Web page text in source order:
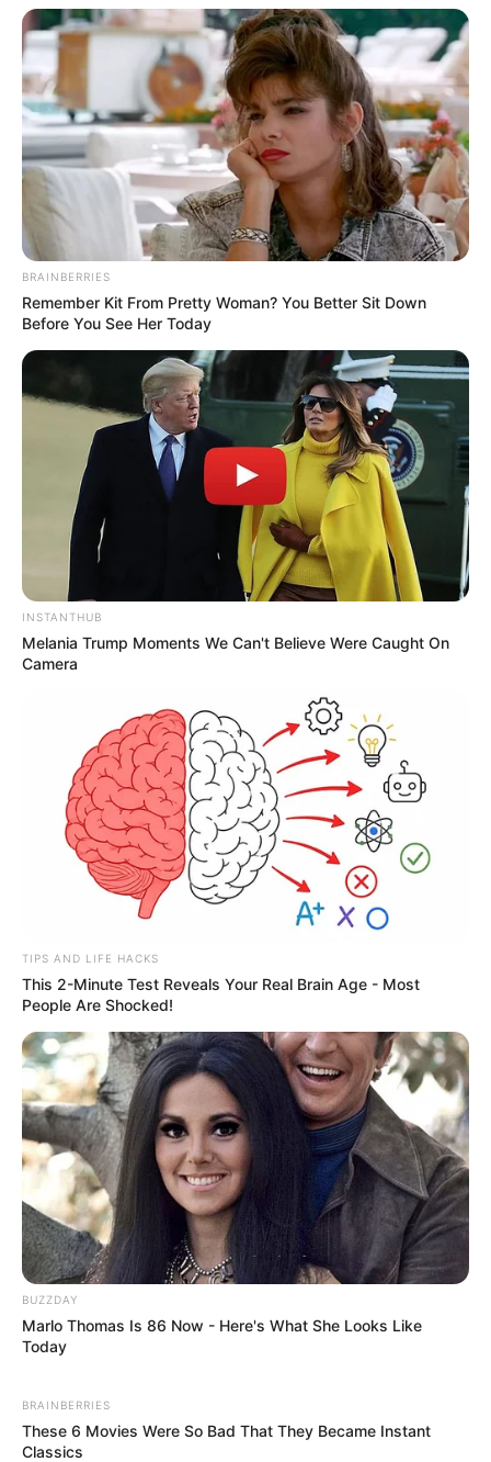
Χειροπέδες σε 49χρονο φυγόδικο της
ρωσόφωνης μαφίας στην Αθήνα
Σπείρα είχε στήσει υπερσύγχρονα
εργαστήρια κάνναβης στην Αττική και
πουλούσε ναρκωτικά μέχρι και στην
Πανεπιστημιούπολη
Ταυτοποιήθηκε η 57χρονη γυναίκα που
βρέθηκε νεκρή σε σπηλιά στον
τα ευρήματα
Δείτε όλες τις τελευταίες Ειδήσεις από την Ελλάδα και
τον Κόσμο, τη στιγμή που συμβαίνουν, στοNewstok.gr .
BRAINBERRIES
Remember Kit From Pretty Woman? You Better Sit Down
Before You See Her Today
INSTANTHUB
Melania Trump Moments We Can't Believe Were Caught On
Camera
TIPS AND LIFE HACKS
This 2-Minute Test Reveals Your Real Brain Age - Most
People Are Shocked!
BUZZDAY
Marlo Thomas Is 86 Now - Here's What She Looks Like
Today
BRAINBERRIES
These 6 Movies Were So Bad That They Became Instant
Classics